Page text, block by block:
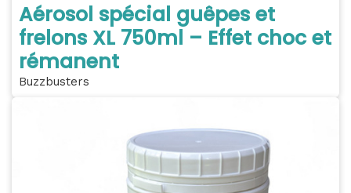
Aérosol spécial guêpes et
frelons XL 750ml – Effet choc et
rémanent
Buzzbusters